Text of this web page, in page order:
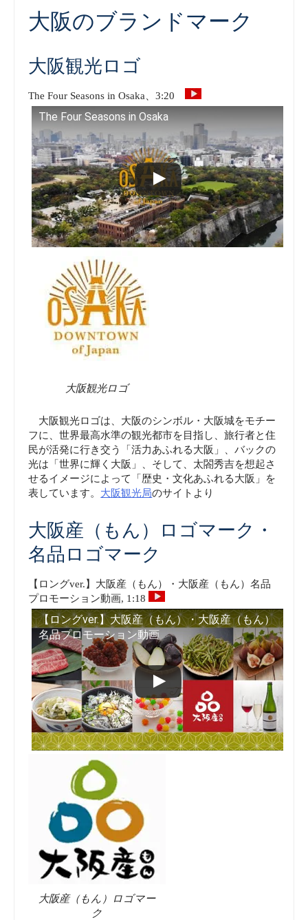
大阪のブランドマーク
大阪観光ロゴ
The Four Seasons in Osaka、3:20
The Four Seasons in Osaka
大阪観光ロゴ
大阪観光ロゴは、大阪のシンボル・大阪城をモチー
フに、世界最高水準の観光都市を目指し、旅行者と住
民が活発に行き交う「活力あふれる大阪」、バックの
光は「世界に輝く大阪」、そして、太閤秀吉を想起さ
せるイメージによって「歴史・文化あふれる大阪」を
表しています。 大阪観光局のサイトより
大阪産（もん）ロゴマーク・
名品ロゴマーク
【ロングver.】大阪産（もん）・大阪産（もん）名品
プロモーション動画, 1:18
【ロングver.】大阪産（もん）・大阪産（もん）
名品プロモーション動画
大阪産（もん）ロゴマー
ク